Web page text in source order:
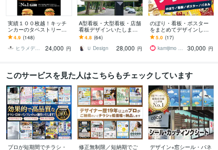
実績１００枚越！キッチ
ンカーのタペストリー作
ります 【入稿費・送料無
料】デザインから印刷発
注～納品までコミコミ！
4.9 (148)
ヒラメデザイン
24,000 円
A型看板・大型看板・店舗
看板デザインいたします
ポスター・ウィンドウサ
イン・初めての方親切丁
寧対応いたします
4.8 (64)
Ｕ Design
28,000 円
のぼり・看板・ポスター
をまとめてデザインしま
す 店舗・施設の販促物を
一式お任せできます
5.0 (17)
kamijimo かみじも
30,000 円
このサービスを見た人はこちらもチェックしています
プロが短期間でチラシ・
修正無制限／短納期でご
デザイン+窓シール・パネ